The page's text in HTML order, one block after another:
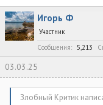
р
т
е
м
н
а
ч
л
Игорь Ф
Участник
Сообщения
5,213
03.03.25
Злобный Критик